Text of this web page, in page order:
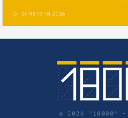
29 ЧЕРВНЯ 2026
© 2026 "18000" –